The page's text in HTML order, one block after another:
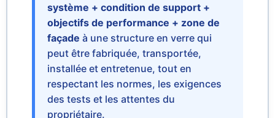
système + condition de support +
objectifs de performance + zone de
façade à une structure en verre qui
peut être fabriquée, transportée,
installée et entretenue, tout en
respectant les normes, les exigences
des tests et les attentes du
propriétaire.